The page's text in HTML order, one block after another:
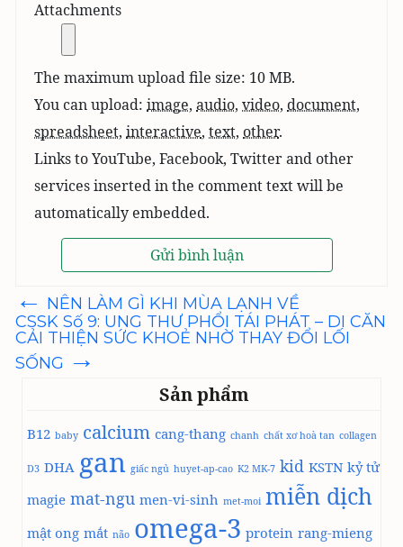
Attachments
The maximum upload file size: 10 MB.
You can upload: image, audio, video, document,
spreadsheet, interactive, text, other.
Links to YouTube, Facebook, Twitter and other
services inserted in the comment text will be
automatically embedded.
Điều
hướng
bài
viết
← NÊN LÀM GÌ KHI MÙA LẠNH VỀ
CSSK Số 9: UNG THƯ PHỔI TÁI PHÁT – DI CĂN
CẢI THIỆN SỨC KHOẺ NHỜ THAY ĐỔI LỐI
SỐNG →
Sản phẩm
B12 baby calcium cang-thang chanh chất xơ hoà tan collagen
D3 DHA gan giấc ngủ huyet-ap-cao K2 MK-7 kid KSTN kỷ tử
magie mat-ngu men-vi-sinh met-moi miễn dịch
mật ong mắt não omega-3 protein rang-mieng